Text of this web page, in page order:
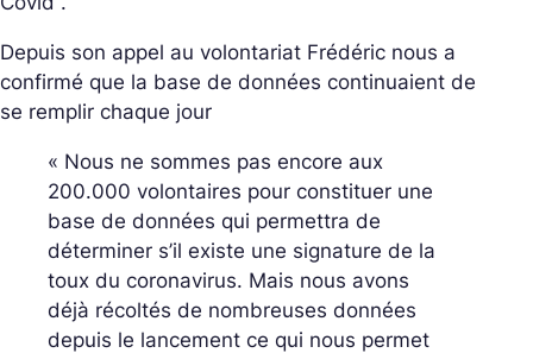
Depuis son appel au volontariat Frédéric nous a
confirmé que la base de données continuaient de
se remplir chaque jour
« Nous ne sommes pas encore aux
200.000 volontaires pour constituer une
base de données qui permettra de
déterminer s’il existe une signature de la
toux du coronavirus. Mais nous avons
déjà récoltés de nombreuses données
depuis le lancement ce qui nous permet